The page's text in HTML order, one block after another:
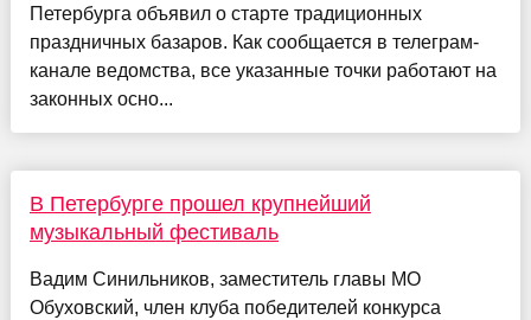
Петербурга объявил о старте традиционных
праздничных базаров. Как сообщается в телеграм-
канале ведомства, все указанные точки работают на
законных осно...
В Петербурге прошел крупнейший
музыкальный фестиваль
Вадим Синильников, заместитель главы МО
Обуховский, член клуба победителей конкурса